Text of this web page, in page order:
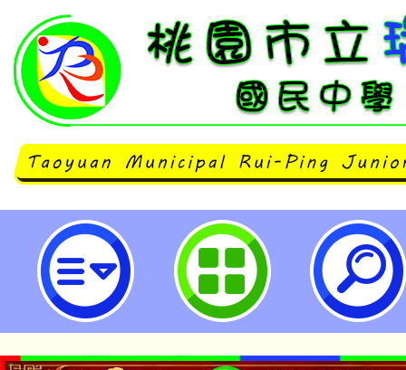
「美國國務院NSLI-Y高中生華語
班」，需徵選臺灣寄宿家庭-桃園